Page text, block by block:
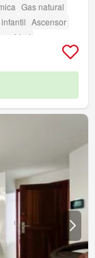
Gas natural
Ascensor